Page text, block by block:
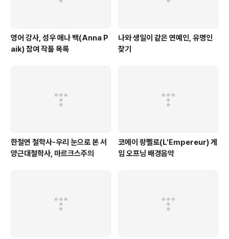
영어 강사, 성우 애나 백(Anna P
aik) 참여 작품 목록
나와 생일이 같은 연예인, 유명인
찾기
한철연 철학사-우리 눈으로 본 서
양근대철학사, 마르크스주의
코에이 랑펠로(L'Empereur) 게
임 오프닝 배경음악